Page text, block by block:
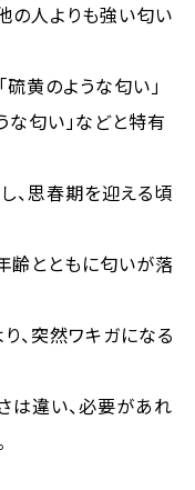
の人よりも強い匂い
黄のような匂い」
な匂い」などと特有
、思春期を迎える頃
齢とともに匂いが落
、突然ワキガになる
は違い、必要があれ